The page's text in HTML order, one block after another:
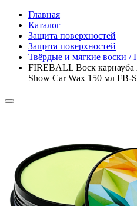
Главная
Каталог
Защита поверхностей
Защита поверхностей
Твёрдые и мягкие воски
FIREBALL Воск
Show Car Wax 150 мл FB-